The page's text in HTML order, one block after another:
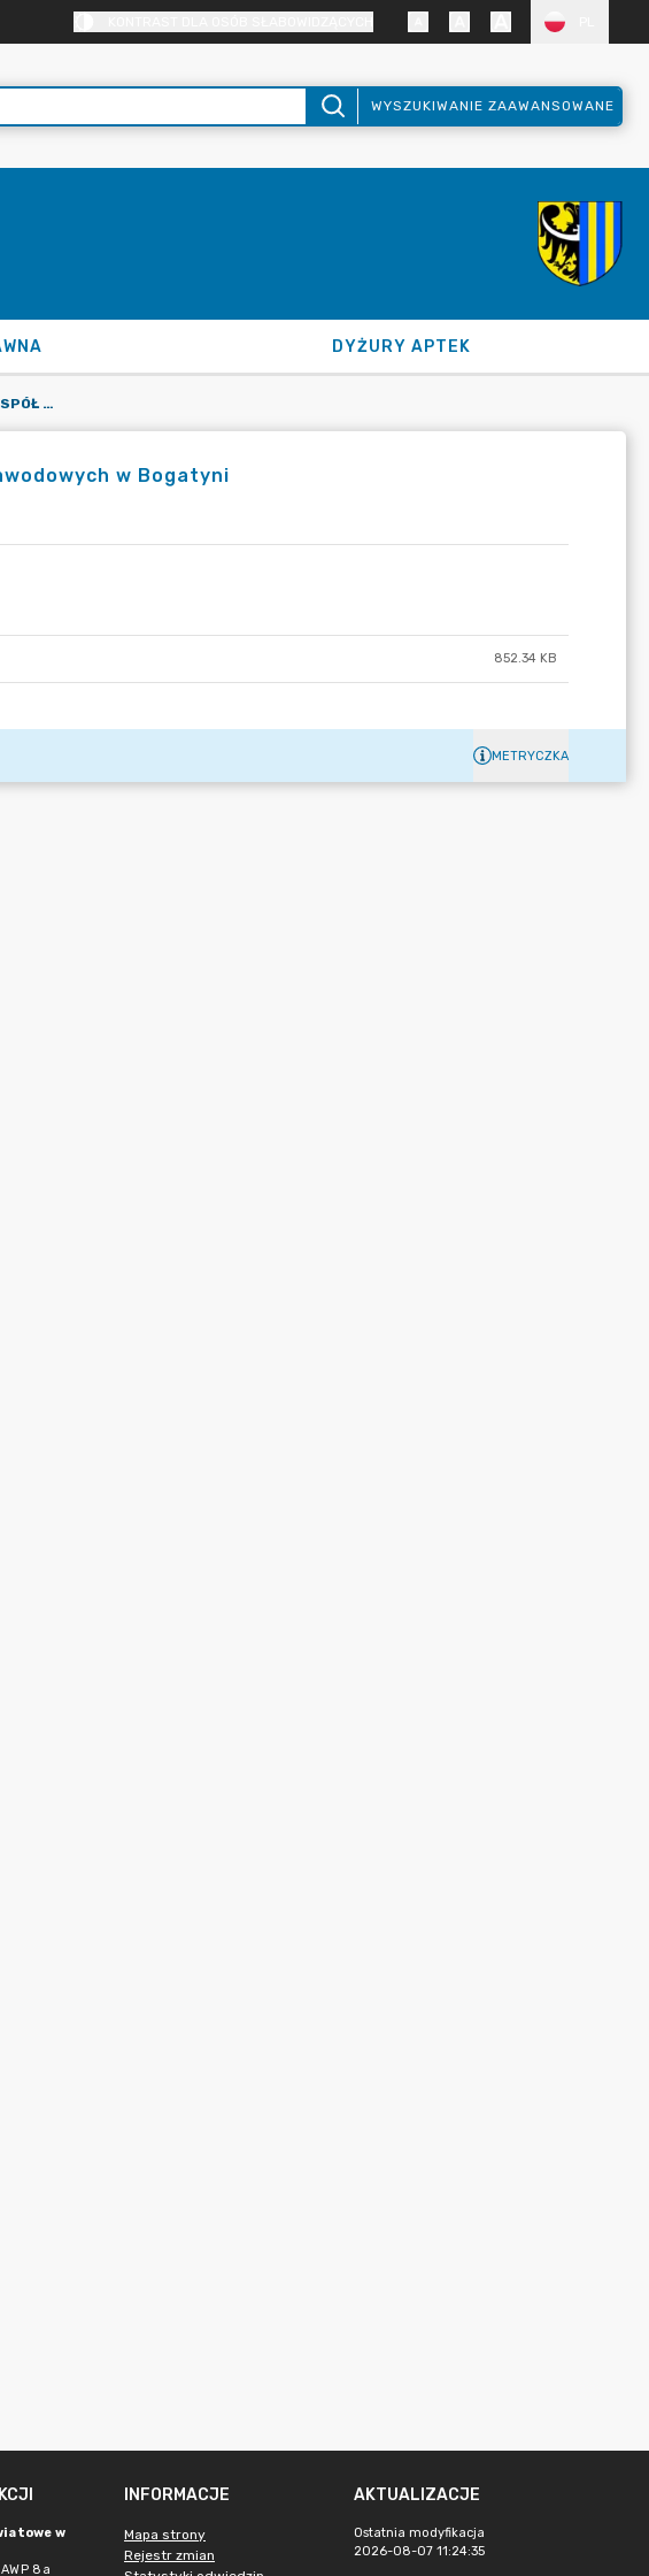
WYSZUKIWANIE ZAAWANSOWANE
DYŻURY APTEK
WYSTĄPIENIE POKONTROLNE - ZESPÓŁ SZKÓŁ ZAWODOWYCH W BOGATYNI
w Bogatyni
852.34 KB
METRYCZKA
w
8a
INFORMACJE
Mapa strony
Rejestr zmian
AKTUALIZACJE
Ostatnia modyfikacja
2026-08-07 11:24:35